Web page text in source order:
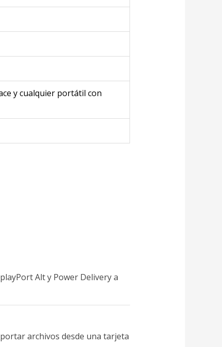
y cualquier portátil con
Alt y Power Delivery a
archivos desde una tarjeta